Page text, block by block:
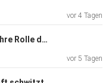
vor 4 Tagen
Hyänen oder Heiler? Die wahre Rolle der Hedgefonds
vor 5 Tagen